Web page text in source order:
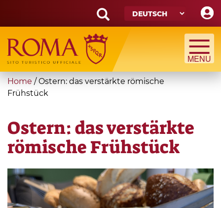
main
content
Search
form
Suche
You
are
Home /Ostern: das verstärkte römische
Frühstück
Ostern: das verstärkte
römische Frühstück